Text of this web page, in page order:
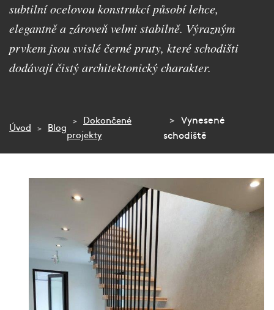
LUXUSNÍ DŘEVĚNÉ DVEŘE
NÁBYTEK Z MASIVU
DŘEVĚNÉ OBLOŽENÍ
Služby
Fotogalerie
Naše firma
KONTAKT
subtilní ocelovou konstrukcí působí lehce,
elegantně a zároveň velmi stabilně. Výrazným
prvkem jsou svislé černé pruty, které schodišti
dodávají čistý architektonický charakter.
Úvod Blog
Dokončené
projekty
Vynesené
schodiště